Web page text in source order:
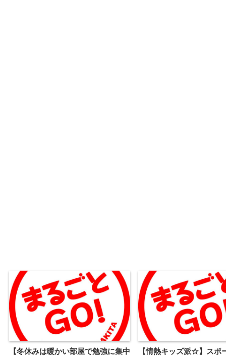
【冬休みは暖かい部屋で勉強に集中
【情熱キッズ派☆】スポ